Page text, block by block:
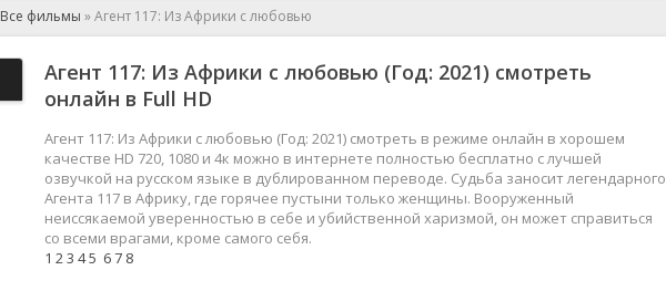
2024
2023
2022
2021
Русские
Боевики
Детективы
Детские
Драмы
Комедии
Мелодрамы
Семейные
Спорт
Триллеры
Ужасы
2023
2022
2021
Все фильмы » Агент 117: Из Африки с любовью
Агент 117: Из Африки с любовью (Год: 2021) смотреть
онлайн в Full HD
Агент 117: Из Африки с любовью (Год: 2021) смотреть в режиме онлайн в хорошем
качестве HD 720, 1080 и 4к можно в интернете полностью бесплатно с лучшей
озвучкой на русском языке в дублированном переводе. Судьба заносит легендарного
Агента 117 в Африку, где горячее пустыни только женщины. Вооруженный
неиссякаемой уверенностью в себе и убийственной харизмой, он может справиться
со всеми врагами, кроме самого себя.
1 23 45 67 8